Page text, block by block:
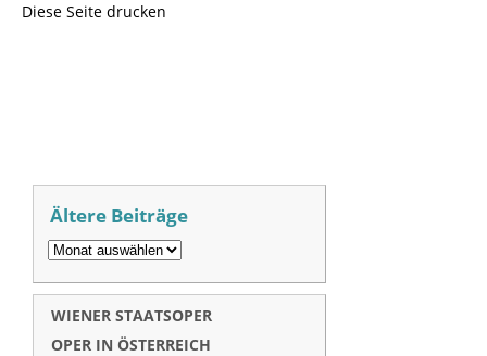
Diese Seite drucken
Ältere Beiträge
WIENER STAATSOPER
OPER IN ÖSTERREICH